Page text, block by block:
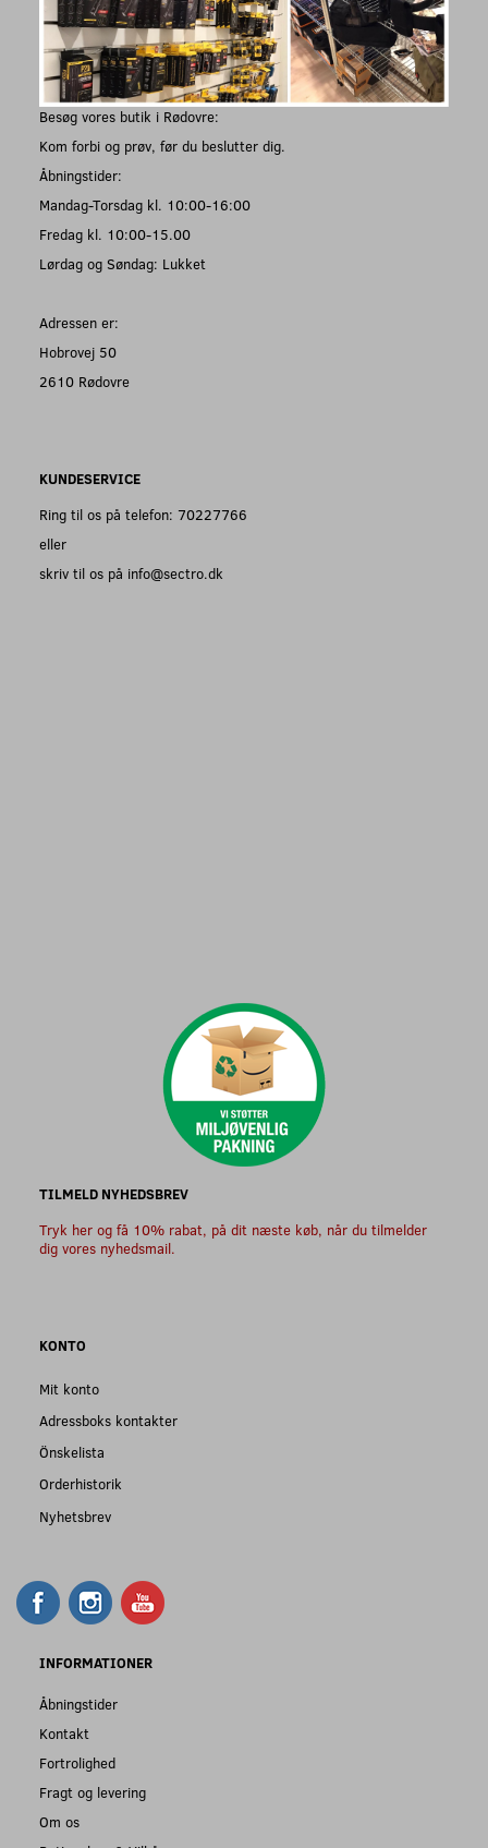
Besøg vores butik i Rødovre:
Kom forbi og prøv, før du beslutter dig.
Åbningstider:
Mandag-Torsdag kl. 10:00-16:00
Fredag kl. 10:00-15.00
Lørdag og Søndag: Lukket
Adressen er:
Hobrovej 50
2610 Rødovre
KUNDESERVICE
Ring til os på telefon: 70227766
eller
skriv til os på info@sectro.dk
TILMELD NYHEDSBREV
Tryk her og få 10% rabat, på dit næste køb, når du tilmelder
dig vores nyhedsmail.
KONTO
Mit konto
Adressboks kontakter
Önskelista
Orderhistorik
Nyhetsbrev
INFORMATIONER
Åbningstider
Kontakt
Fortrolighed
Fragt og levering
Om os